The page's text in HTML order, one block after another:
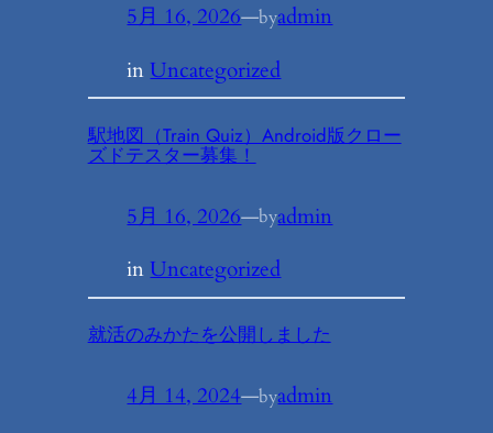
5月 16, 2026—byadmin
in Uncategorized
駅地図（Train Quiz）Android版クロー
ズドテスター募集！
5月 16, 2026—byadmin
in Uncategorized
就活のみかたを公開しました
4月 14, 2024—byadmin